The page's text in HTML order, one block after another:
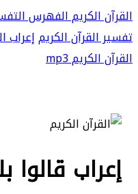
القرآن الكريمالفهرس
تفسير القرآن الكريمإعراب
القرآن الكريم mp3
إعراب قالوا